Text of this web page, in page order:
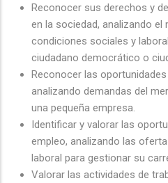
Reconocer sus derechos y
en la sociedad, analizando el
condiciones sociales y
ciudadano democrático o
Reconocer las
analizando demandas del
una pequeña empresa.
Identificar y valorar las
empleo, analizando las
laboral para gestionar su
Valorar las actividades de